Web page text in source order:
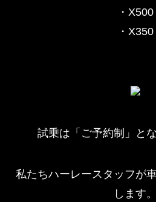
・X500
・X350
試乗は「ご予約制」と
私たちハーレースタッフが
します。